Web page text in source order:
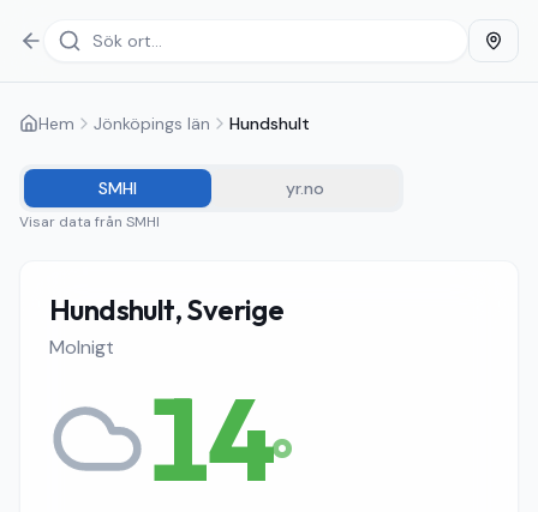
Hem Jönköpings län Hundshult
SMHI yr.no
Visar data från SMHI
Hundshult, Sverige
Molnigt
14°